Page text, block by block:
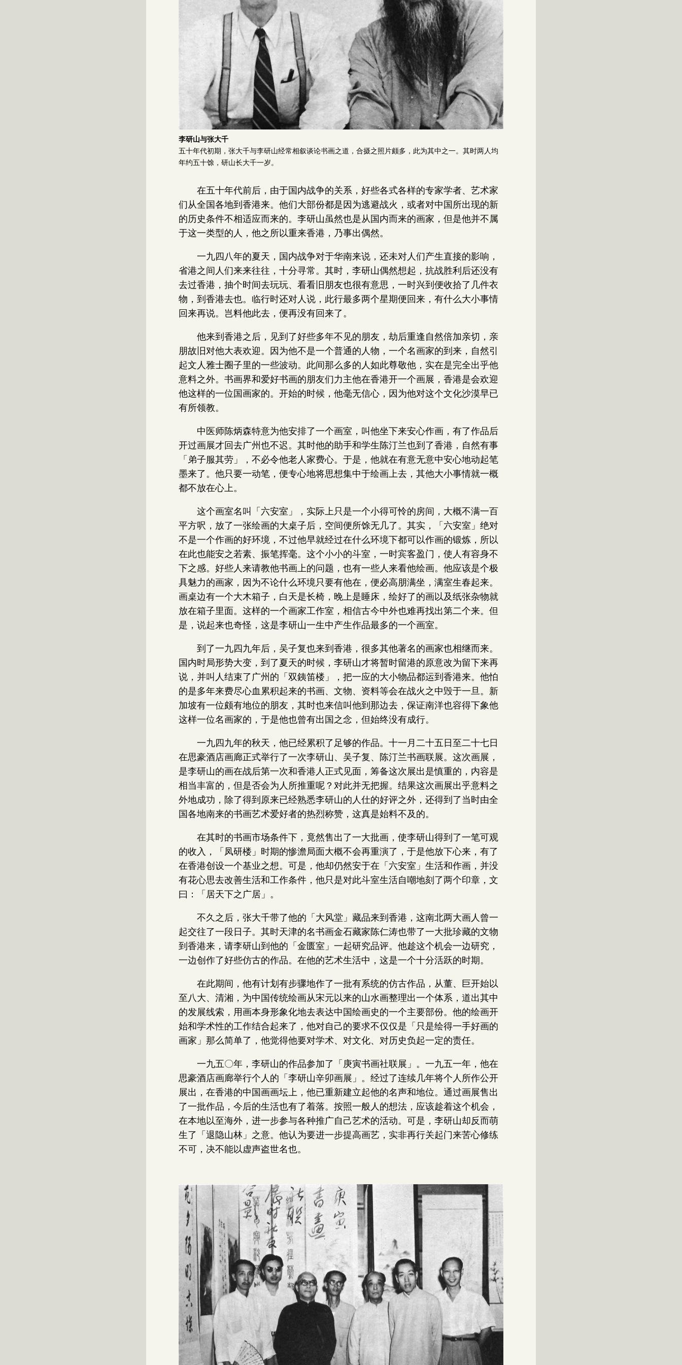
李研山与张大千
五十年代初期，张大千与李研山经常相叙谈论书画之道，合摄之照片颇多，此为其中之一。其时两人均
年约五十馀，研山长大千一岁。
在五十年代前后，由于国内战争的关系，好些各式各样的专家学者、艺术家
们从全国各地到香港来。他们大部份都是因为逃避战火，或者对中国所出现的新
的历史条件不相适应而来的。李研山虽然也是从国内而来的画家，但是他并不属
于这一类型的人，他之所以重来香港，乃事出偶然。
一九四八年的夏天，国内战争对于华南来说，还未对人们产生直接的影响，
省港之间人们来来往往，十分寻常。其时，李研山偶然想起，抗战胜利后还没有
去过香港，抽个时间去玩玩、看看旧朋友也很有意思，一时兴到便收拾了几件衣
物，到香港去也。临行时还对人说，此行最多两个星期便回来，有什么大小事情
回来再说。岂料他此去，便再没有回来了。
他来到香港之后，见到了好些多年不见的朋友，劫后重逢自然倍加亲切，亲
朋故旧对他大表欢迎。因为他不是一个普通的人物，一个名画家的到来，自然引
起文人雅士圈子里的一些波动。此间那么多的人如此尊敬他，实在是完全出乎他
意料之外。书画界和爱好书画的朋友们力主他在香港开一个画展，香港是会欢迎
他这样的一位国画家的。开始的时候，他毫无信心，因为他对这个文化沙漠早已
有所领教。
中医师陈炳森特意为他安排了一个画室，叫他坐下来安心作画，有了作品后
开过画展才回去广州也不迟。其时他的助手和学生陈汀兰也到了香港，自然有事
「弟子服其劳」，不必令他老人家费心。于是，他就在有意无意中安心地动起笔
墨来了。他只要一动笔，便专心地将思想集中于绘画上去，其他大小事情就一概
都不放在心上。
这个画室名叫「六安室」，实际上只是一个小得可怜的房间，大概不满一百
平方呎，放了一张绘画的大桌子后，空间便所馀无几了。其实，「六安室」绝对
不是一个作画的好环境，不过他早就经过在什么环境下都可以作画的锻炼，所以
在此也能安之若素、振笔挥毫。这个小小的斗室，一时宾客盈门，使人有容身不
下之感。好些人来请教他书画上的问题，也有一些人来看他绘画。他应该是个极
具魅力的画家，因为不论什么环境只要有他在，便必高朋满坐，满室生春起来。
画桌边有一个大木箱子，白天是长椅，晚上是睡床，绘好了的画以及纸张杂物就
放在箱子里面。这样的一个画家工作室，相信古今中外也难再找出第二个来。但
是，说起来也奇怪，这是李研山一生中产生作品最多的一个画室。
到了一九四九年后，吴子复也来到香港，很多其他著名的画家也相继而来。
国内时局形势大变，到了夏天的时候，李研山才将暂时留港的原意改为留下来再
说，并叫人结束了广州的「双銕笛楼」，把一应的大小物品都运到香港来。他怕
的是多年来费尽心血累积起来的书画、文物、资料等会在战火之中毁于一旦。新
加坡有一位颇有地位的朋友，其时也来信叫他到那边去，保证南洋也容得下象他
这样一位名画家的，于是他也曾有出国之念，但始终没有成行。
一九四九年的秋天，他已经累积了足够的作品。十一月二十五日至二十七日
在思豪酒店画廊正式举行了一次李研山、吴子复、陈汀兰书画联展。这次画展，
是李研山的画在战后第一次和香港人正式见面，筹备这次展出是慎重的，内容是
相当丰富的，但是否会为人所推重呢？对此并无把握。结果这次画展出乎意料之
外地成功，除了得到原来已经熟悉李研山的人仕的好评之外，还得到了当时由全
国各地南来的书画艺术爱好者的热烈称赞，这真是始料不及的。
在其时的书画市场条件下，竟然售出了一大批画，使李研山得到了一笔可观
的收入，「凤研楼」时期的惨澹局面大概不会再重演了，于是他放下心来，有了
在香港创设一个基业之想。可是，他却仍然安于在「六安室」生活和作画，并没
有花心思去改善生活和工作条件，他只是对此斗室生活自嘲地刻了两个印章，文
曰：「居天下之广居」。
不久之后，张大千带了他的「大风堂」藏品来到香港，这南北两大画人曾一
起交往了一段日子。其时天津的名书画金石藏家陈仁涛也带了一大批珍藏的文物
到香港来，请李研山到他的「金匮室」一起研究品评。他趁这个机会一边研究，
一边创作了好些仿古的作品。在他的艺术生活中，这是一个十分活跃的时期。
在此期间，他有计划有步骤地作了一批有系统的仿古作品，从董、巨开始以
至八大、清湘，为中国传统绘画从宋元以来的山水画整理出一个体系，道出其中
的发展线索，用画本身形象化地去表达中国绘画史的一个主要部份。他的绘画开
始和学术性的工作结合起来了，他对自己的要求不仅仅是「只是绘得一手好画的
画家」那么简单了，他觉得他要对学术、对文化、对历史负起一定的责任。
一九五〇年，李研山的作品参加了「庚寅书画社联展」。一九五一年，他在
思豪酒店画廊举行个人的「李研山辛卯画展」。经过了连续几年将个人所作公开
展出，在香港的中国画画坛上，他已重新建立起他的名声和地位。通过画展售出
了一批作品，今后的生活也有了着落。按照一般人的想法，应该趁着这个机会，
在本地以至海外，进一步参与各种推广自己艺术的活动。可是，李研山却反而萌
生了「退隐山林」之意。他认为要进一步提高画艺，实非再行关起门来苦心修练
不可，决不能以虚声盗世名也。